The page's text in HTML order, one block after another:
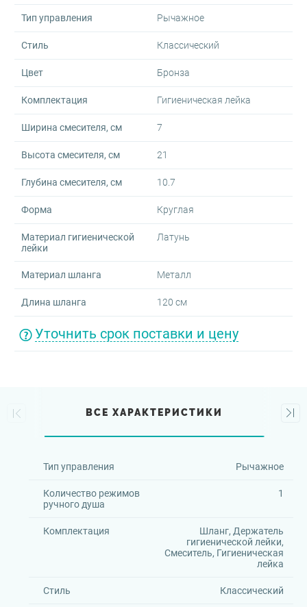
Тип управления Рычажное
Стиль Классический
Цвет Бронза
Комплектация Гигиеническая лейка
Ширина смесителя, см 7
Высота смесителя, см 21
Глубина смесителя, см 10.7
Форма Круглая
Материал гигиенической
лейки
Латунь
Материал шланга Металл
Длина шланга 120 см
Уточнить срок поставки и цену
ВСЕ ХАРАКТЕРИСТИКИ
Тип управления Рычажное
Количество режимов
ручного душа
1
Комплектация
Шланг, Держатель
гигиенической лейки,
Смеситель, Гигиеническая
лейка
Стиль Классический